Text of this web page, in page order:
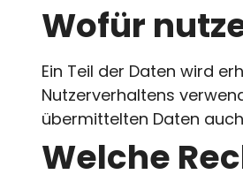
Wofür
Ein Teil der Daten wird
Nutzerverhaltens
übermittelten Daten
Welche